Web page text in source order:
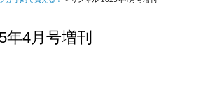
年4月号増刊